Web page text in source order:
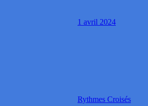
1 avril 2024
Rythmes Croisés